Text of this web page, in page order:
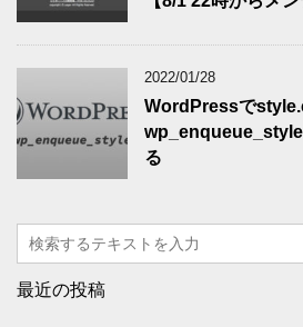
2022/01/28
WordPressで
る
最近の投稿